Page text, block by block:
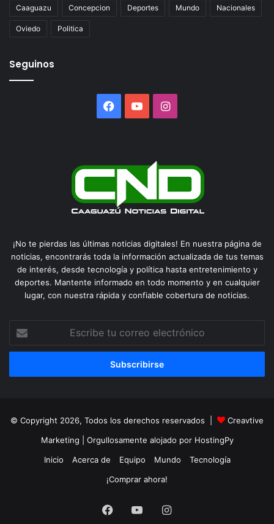
Caaguazu Concepcion Deportes Mundo Nacionales
Oviedo Politica
Seguinos
Facebook
YouTubeInstagram
¡No te pierdas las últimas noticias digitales! En nuestra página de
noticias, encontrarás toda la información actualizada de tus temas
de interés, desde tecnología y política hasta entretenimiento y
deportes. Mantente informado en todo momento y en cualquier
lugar, con nuestra rápida y confiable cobertura de noticias.
correo
© Copyright 2026, Todos los derechos reservados |
Creavtive
Marketing | Orgullosamente alojado por HostingPy
Inicio
Acerca de Equipo Mundo
Tecnología
¡Comprar ahora!
Facebook
YouTubeInstagram